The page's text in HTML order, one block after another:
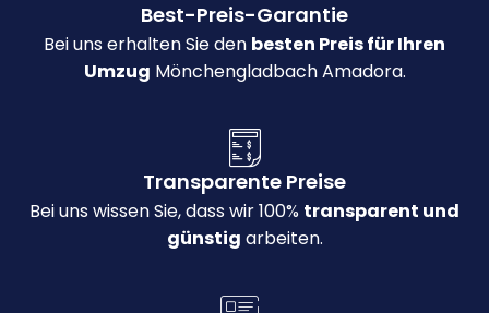
Best-Preis-Garantie
Bei uns erhalten Sie den besten Preis für Ihren
Umzug Mönchengladbach Amadora.
Transparente Preise
Bei uns wissen Sie, dass wir 100% transparent und
günstig arbeiten.